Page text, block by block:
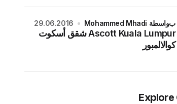
Ascott Kuala Lumpur شقق أسكوت
كوالالمبور
بواسطة Mohammed Mhadi 29.06.2016
Explore